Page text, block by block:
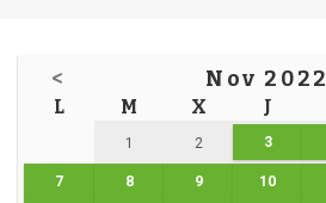
< Nov 2022
L M X J
1 2 3
7 8 9 10